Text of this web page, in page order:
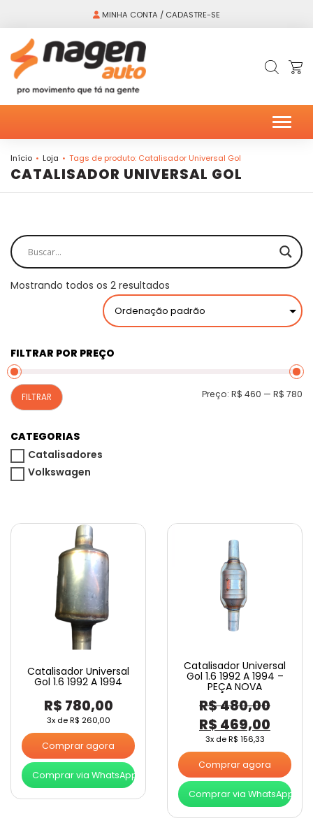
MINHA CONTA / CADASTRE-SE
Início Loja Tags de produto: Catalisador Universal Gol
CATALISADOR UNIVERSAL GOL
Mostrando todos os 2 resultados
FILTRAR POR PREÇO
FILTRAR Preço: R$ 460 — R$ 780
CATEGORIAS
Catalisadores
Volkswagen
Catalisador Universal
Gol 1.6 1992 A 1994
R$ 780,00
3x deR$ 260,00
Comprar agora
Comprar via WhatsApp
Catalisador Universal
Gol 1.6 1992 A 1994 –
PEÇA NOVA
R$480,00
O
preço
original
era:
R$ 480,00.
R$ 469,00
atual
é:
R$
3x deR$ 156,33
Comprar agora
Comprar via WhatsApp